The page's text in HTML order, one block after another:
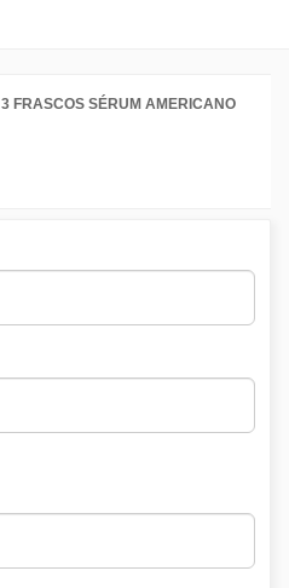
3 FRASCOS SÉRUM AMERICANO